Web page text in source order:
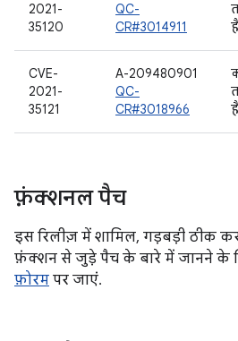
2021-
35120
QC-
CR#3014911
है
CVE-
2021-
35121
A-209480901
QC-
CR#3018966
है
फ़ंक्शनल पैच
इस रिलीज़ में शामिल, गड़बड़ी ठीक
फ़ंक्शन से जुड़े पैच के बारे में जानने के
फ़ोरम पर जाएं.